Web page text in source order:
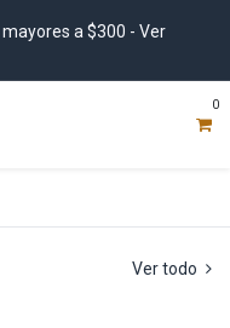
a $300 - Ver
0
Ver todo